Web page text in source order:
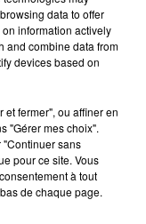
PRÊTÉ AUX PAYS-
data to offer
information actively
and combine data from
devices based on
et fermer", ou affiner en
"Gérer mes choix".
sans
pour ce site. Vous
à tout
de chaque page.